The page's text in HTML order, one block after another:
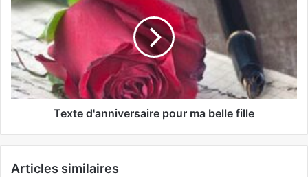
Texte d'anniversaire pour ma belle fille
Articles similaires